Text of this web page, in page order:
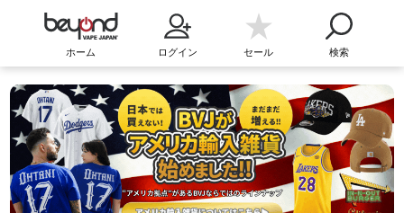
ホーム ログイン セール 検索